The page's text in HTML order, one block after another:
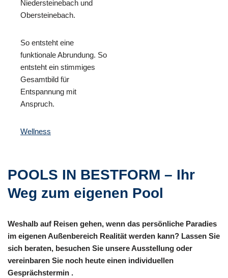
Niedersteinebach und
Obersteinebach.
So entsteht eine
funktionale Abrundung. So
entsteht ein stimmiges
Gesamtbild für
Entspannung mit
Anspruch.
Wellness
POOLS IN BESTFORM – Ihr
Weg zum eigenen Pool
Weshalb auf Reisen gehen, wenn das persönliche Paradies
im eigenen Außenbereich Realität werden kann? Lassen Sie
sich beraten, besuchen Sie unsere Ausstellung oder
vereinbaren Sie noch heute einen individuellen
Gesprächstermin .